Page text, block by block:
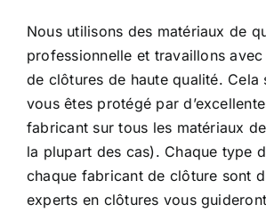
Nous utilisons des matériaux de
professionnelle et travaillons
de clôtures de haute qualité. Cela
vous êtes protégé par
fabricant sur tous les matériaux
la plupart des cas). Chaque type
chaque fabricant de clôture sont
experts en clôtures vous